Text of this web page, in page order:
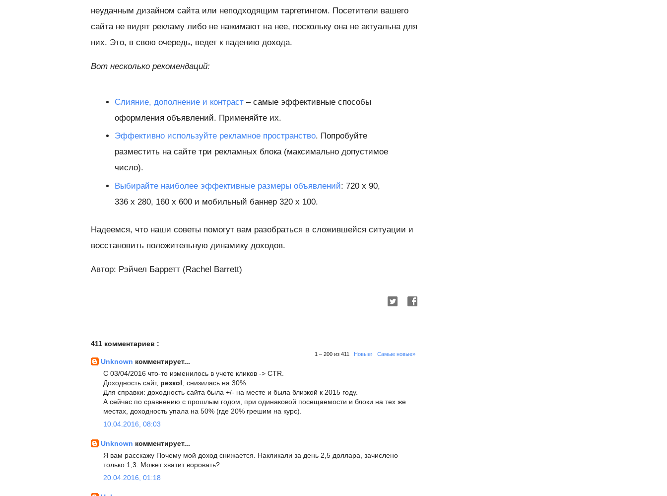
неудачным дизайном сайта или неподходящим таргетингом. Посетители вашего
сайта не видят рекламу либо не нажимают на нее, поскольку она не актуальна для
них. Это, в свою очередь, ведет к падению дохода.
Вот несколько рекомендаций:
Слияние, дополнение и контраст – самые эффективные способы
оформления объявлений. Применяйте их.
Эффективно используйте рекламное пространство. Попробуйте
разместить на сайте три рекламных блока (максимально допустимое
число).
Выбирайте наиболее эффективные размеры объявлений: 720 x 90,
336 x 280, 160 x 600 и мобильный баннер 320 x 100.
Надеемся, что наши советы помогут вам разобраться в сложившейся ситуации и
восстановить положительную динамику доходов.
Автор: Рэйчел Барретт (Rachel Barrett)
411 комментариев :
1 – 200 из 411 Новые› Самые новые»
Unknown комментирует...
С 03/04/2016 что-то изменилось в учете кликов -> CTR.
Доходность сайт, резко! , снизилась на 30%.
Для справки: доходность сайта была +/- на месте и была близкой к 2015 году.
А сейчас по сравнению с прошлым годом, при одинаковой посещаемости и блоки на тех же
местах, доходность упала на 50% (где 20% грешим на курс).
10.04.2016, 08:03
Unknown комментирует...
Я вам расскажу Почему мой доход снижается. Накликали за день 2,5 доллара, зачислено
только 1,3. Может хватит воровать?
20.04.2016, 01:18